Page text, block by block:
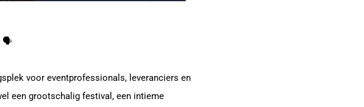
🗣️
voor eventprofessionals, leveranciers en
een grootschalig festival, een intieme